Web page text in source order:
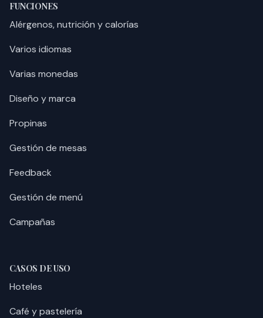
FUNCIONES
Alérgenos, nutrición y calorías
Varios idiomas
Varias monedas
Diseño y marca
Propinas
Gestión de mesas
Feedback
Gestión de menú
Campañas
CASOS DE USO
Hoteles
Café y pastelería